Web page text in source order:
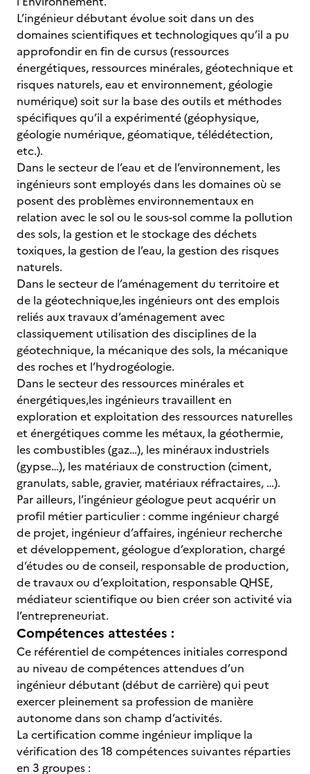
L’ingénieur débutant évolue soit dans un des
domaines scientifiques et technologiques qu’il a pu
approfondir en fin de cursus (ressources
énergétiques, ressources minérales, géotechnique et
risques naturels, eau et environnement, géologie
numérique) soit sur la base des outils et méthodes
spécifiques qu’il a expérimenté (géophysique,
géologie numérique, géomatique, télédétection,
etc.).
Dans le secteur de l’eau et de l’environnement, les
ingénieurs sont employés dans les domaines où se
posent des problèmes environnementaux en
relation avec le sol ou le sous-sol comme la pollution
des sols, la gestion et le stockage des déchets
toxiques, la gestion de l’eau, la gestion des risques
naturels.
Dans le secteur de l’aménagement du territoire et
de la géotechnique,les ingénieurs ont des emplois
reliés aux travaux d’aménagement avec
classiquement utilisation des disciplines de la
géotechnique, la mécanique des sols, la mécanique
des roches et l’hydrogéologie.
Dans le secteur des ressources minérales et
énergétiques,les ingénieurs travaillent en
exploration et exploitation des ressources naturelles
et énergétiques comme les métaux, la géothermie,
les combustibles (gaz…), les minéraux industriels
(gypse…), les matériaux de construction (ciment,
granulats, sable, gravier, matériaux réfractaires, …).
Par ailleurs, l’ingénieur géologue peut acquérir un
profil métier particulier : comme ingénieur chargé
de projet, ingénieur d’affaires, ingénieur recherche
et développement, géologue d’exploration, chargé
d’études ou de conseil, responsable de production,
de travaux ou d’exploitation, responsable QHSE,
médiateur scientifique ou bien créer son activité via
l’entrepreneuriat.
Compétences attestées :
Ce référentiel de compétences initiales correspond
au niveau de compétences attendues d’un
ingénieur débutant (début de carrière) qui peut
exercer pleinement sa profession de manière
autonome dans son champ d’activités.
La certification comme ingénieur implique la
vérification des 18 compétences suivantes réparties
en 3 groupes :